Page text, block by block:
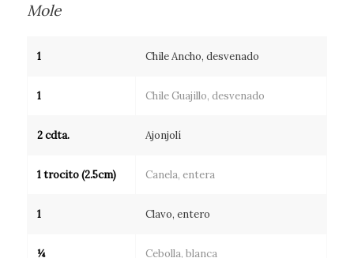
Mole
1 Chile Ancho, desvenado
1 Chile Guajillo, desvenado
2 cdta. Ajonjolí
1 trocito (2.5cm) Canela, entera
1 Clavo, entero
¼ Cebolla, blanca